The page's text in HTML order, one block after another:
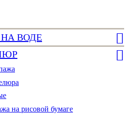
ВОДЕ
на рисовой бумаге